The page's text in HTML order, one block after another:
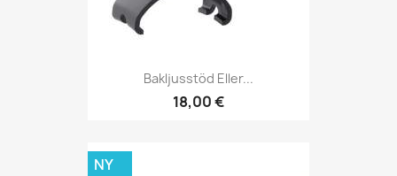
Bakljusstöd Eller...
18,00 €
NY